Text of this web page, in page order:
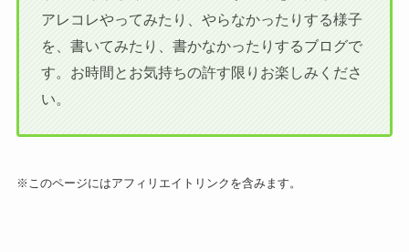
アレコレやってみたり、やらなかったりする様子
を、書いてみたり、書かなかったりするブログで
す。お時間とお気持ちの許す限りお楽しみくださ
い。
※このページにはアフィリエイトリンクを含みます。